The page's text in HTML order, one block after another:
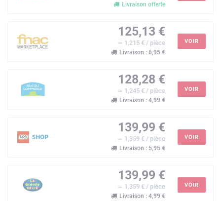
Livraison offerte
125,13 €
≃ 1,215 € / pièce
Livraison : 6,95 €
VOIR
128,28 €
≃ 1,245 € / pièce
Livraison : 4,99 €
VOIR
139,99 €
≃ 1,359 € / pièce
Livraison : 5,95 €
VOIR
139,99 €
≃ 1,359 € / pièce
Livraison : 4,99 €
VOIR